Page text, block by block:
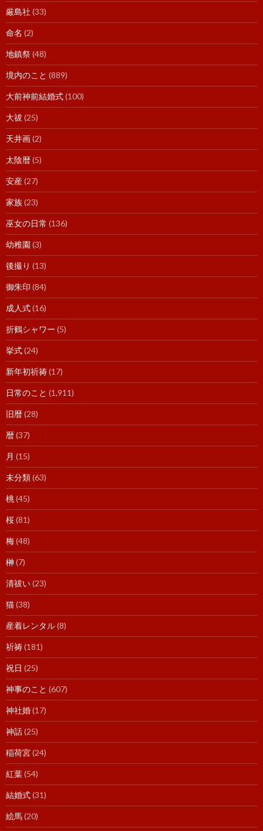
厳島社 (33)
命名 (2)
地鎮祭(48)
境内のこと (889)
大前神前結婚式(100)
大祓(25)
天井画(2)
太陰暦(5)
安産(27)
家族(23)
巫女の日常 (136)
幼稚園 (3)
後撮り (13)
御朱印 (84)
成人式(16)
折鶴シャワー (5)
挙式(24)
新年初祈祷(17)
日常のこと (1,911)
旧暦(28)
暦(37)
月 (15)
未分類(63)
桃(45)
桜(81)
梅(48)
榊(7)
清祓い(23)
猫(38)
産着レンタル(8)
祈祷(181)
祝日 (25)
神事のこと (607)
神社婚(17)
神話(25)
稲荷宮(24)
紅葉(54)
結婚式(31)
絵馬(20)